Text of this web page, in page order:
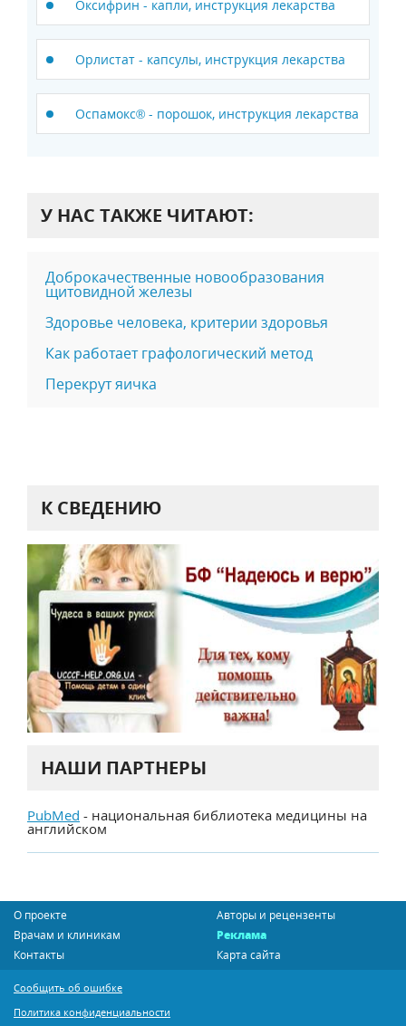
Оксифрин - капли, инструкция лекарства
Орлистат - капсулы, инструкция лекарства
Оспамокс® - порошок, инструкция лекарства
У НАС ТАКЖЕ ЧИТАЮТ:
Доброкачественные новообразования
щитовидной железы
Здоровье человека, критерии здоровья
Как работает графологический метод
Перекрут яичка
К СВЕДЕНИЮ
НАШИ ПАРТНЕРЫ
PubMed - национальная библиотека медицины на
английском
О проекте
Авторы и рецензенты
Врачам и клиникам
Реклама
Контакты
Карта сайта
Сообщить об ошибке
Политика конфиденциальности